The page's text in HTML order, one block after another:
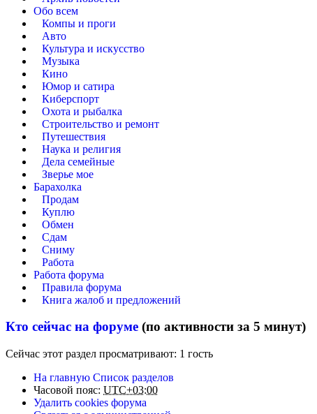
Обо всем
Компы и проги
Авто
Культура и искусство
Музыка
Кино
Юмор и сатира
Киберспорт
Охота и рыбалка
Строительство и ремонт
Путешествия
Наука и религия
Дела семейные
Зверье мое
Барахолка
Продам
Куплю
Обмен
Сдам
Сниму
Работа
Работа форума
Правила форума
Книга жалоб и предложений
Кто сейчас на форуме (по активности за 5 минут)
Сейчас этот раздел просматривают: 1 гость
На главную Список разделов
Часовой пояс: UTC+03:00
Удалить cookies форума